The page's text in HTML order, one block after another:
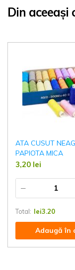
Din aceeași
ATA CUSUT
PAPIOTA MICA
3,20 lei
Total: lei3.20
Adaugă în